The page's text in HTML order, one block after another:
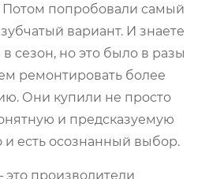
Потом попробовали самый
вариант. И знаете
сезон, но это было в разы
ремонтировать более
Они купили не просто
и предсказуемую
и есть осознанный выбор.
производители